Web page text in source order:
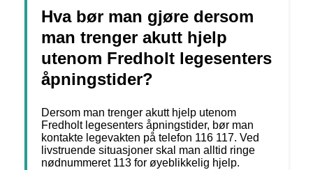
Hva bør man gjøre dersom
man trenger akutt hjelp
utenom Fredholt legesenters
åpningstider?
Dersom man trenger akutt hjelp utenom
Fredholt legesenters åpningstider, bør man
kontakte legevakten på telefon 116 117. Ved
livstruende situasjoner skal man alltid ringe
nødnummeret 113 for øyeblikkelig hjelp.